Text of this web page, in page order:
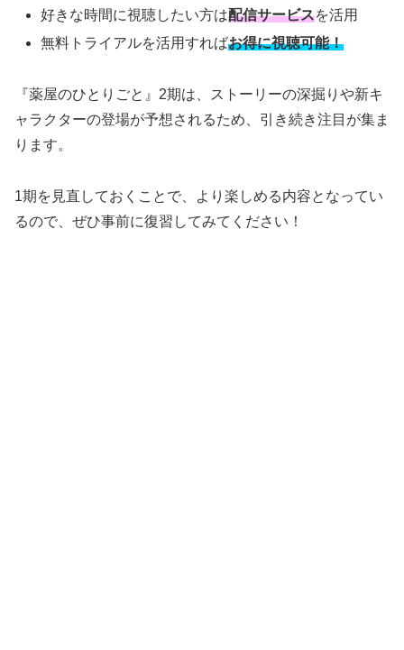
好きな時間に視聴したい方は配信サービスを活用
無料トライアルを活用すればお得に視聴可能！
『薬屋のひとりごと』2期は、ストーリーの深掘りや新キ
ャラクターの登場が予想されるため、引き続き注目が集ま
ります。
1期を見直しておくことで、より楽しめる内容となってい
るので、ぜひ事前に復習してみてください！